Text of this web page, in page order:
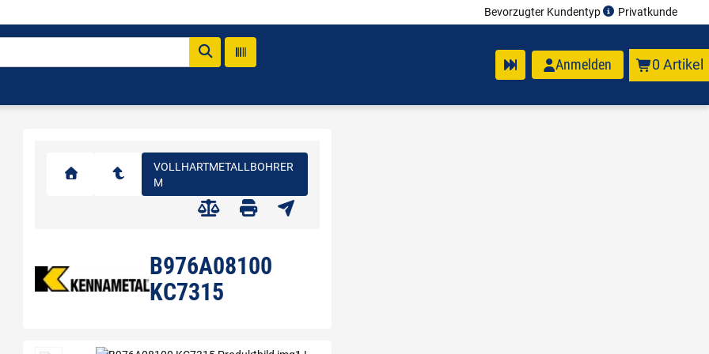
Bevorzugter Kundentyp Privatkunde
Anmelden 0 Artikel
VOLLHARTMETALLBOHRER
M
B976A08100
KC7315